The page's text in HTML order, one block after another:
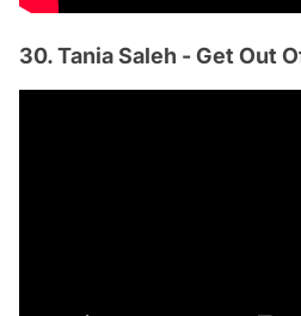
30. Tania Saleh - Get Out